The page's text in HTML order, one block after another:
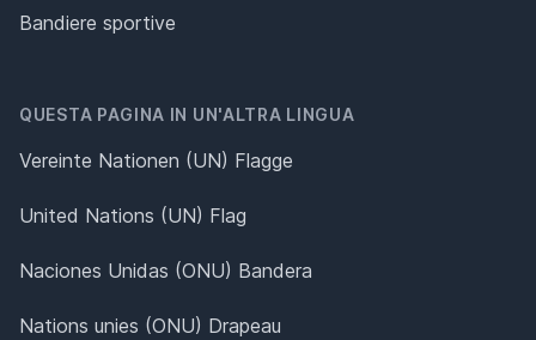
Bandiere sportive
QUESTA PAGINA IN UN'ALTRA LINGUA
Vereinte Nationen (UN) Flagge
United Nations (UN) Flag
Naciones Unidas (ONU) Bandera
Nations unies (ONU) Drapeau